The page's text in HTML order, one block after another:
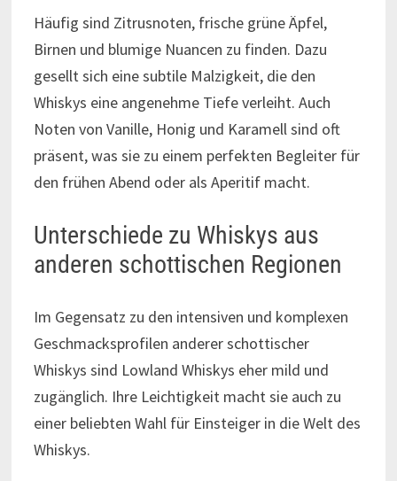
Häufig sind Zitrusnoten, frische grüne Äpfel,
Birnen und blumige Nuancen zu finden. Dazu
gesellt sich eine subtile Malzigkeit, die den
Whiskys eine angenehme Tiefe verleiht. Auch
Noten von Vanille, Honig und Karamell sind oft
präsent, was sie zu einem perfekten Begleiter für
den frühen Abend oder als Aperitif macht.
Unterschiede zu Whiskys aus
anderen schottischen Regionen
Im Gegensatz zu den intensiven und komplexen
Geschmacksprofilen anderer schottischer
Whiskys sind Lowland Whiskys eher mild und
zugänglich. Ihre Leichtigkeit macht sie auch zu
einer beliebten Wahl für Einsteiger in die Welt des
Whiskys.